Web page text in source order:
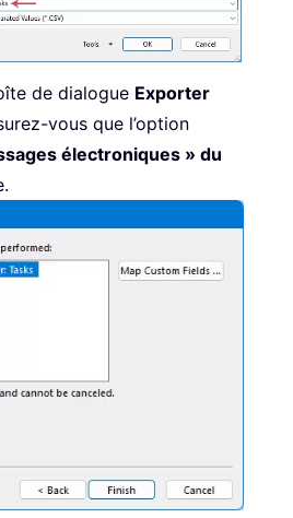
de dialogue Exporter
vous que l’option
électroniques » du